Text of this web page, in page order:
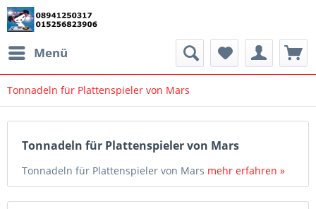
Menü
Tonnadeln für Plattenspieler von Mars
Tonnadeln für Plattenspieler von Mars
Tonnadeln für Plattenspieler von Mars mehr erfahren »